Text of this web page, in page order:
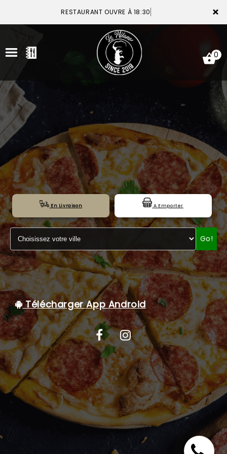
×
RESTAURANT OUVRE À 18:30
ACCUEIL
LA CARTE
VOTRE COMPTE
NOTRE RESTAURANT
VOS AVIS
MENTIONS LÉGALES
C.G.V
0
En Livraison A Emporter
Go!
Télécharger App Android